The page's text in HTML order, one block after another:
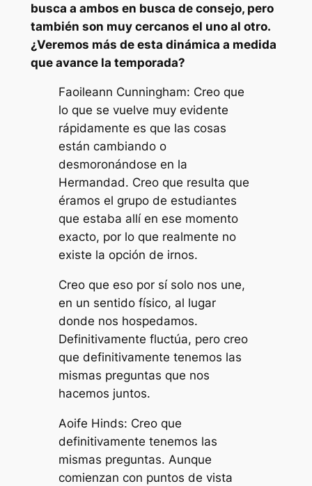
busca a ambos en busca de consejo, pero
también son muy cercanos el uno al otro.
¿Veremos más de esta dinámica a medida
que avance la temporada?
Faoileann Cunningham: Creo que
lo que se vuelve muy evidente
rápidamente es que las cosas
están cambiando o
desmoronándose en la
Hermandad. Creo que resulta que
éramos el grupo de estudiantes
que estaba allí en ese momento
exacto, por lo que realmente no
existe la opción de irnos.
Creo que eso por sí solo nos une,
en un sentido físico, al lugar
donde nos hospedamos.
Definitivamente fluctúa, pero creo
que definitivamente tenemos las
mismas preguntas que nos
hacemos juntos.
Aoife Hinds: Creo que
definitivamente tenemos las
mismas preguntas. Aunque
comienzan con puntos de vista